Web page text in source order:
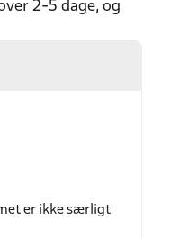
2-5 dage, og
er ikke særligt